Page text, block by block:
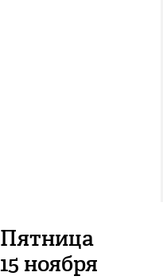
Пятница
15 ноября